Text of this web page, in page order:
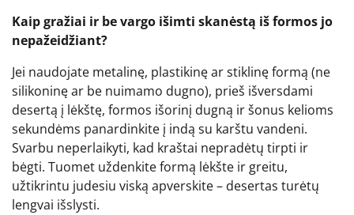
Kaip gražiai ir be vargo išimti skanėstą iš formos jo
nepažeidžiant?
Jei naudojate metalinę, plastikinę ar stiklinę formą (ne
silikoninę ar be nuimamo dugno), prieš išversdami
desertą į lėkštę, formos išorinį dugną ir šonus kelioms
sekundėms panardinkite į indą su karštu vandeni.
Svarbu neperlaikyti, kad kraštai nepradėtų tirpti ir
bėgti. Tuomet uždenkite formą lėkšte ir greitu,
užtikrintu judesiu viską apverskite – desertas turėtų
lengvai išslysti.